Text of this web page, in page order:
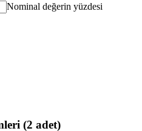
Nominal değerin yüzdesi
(2 adet)